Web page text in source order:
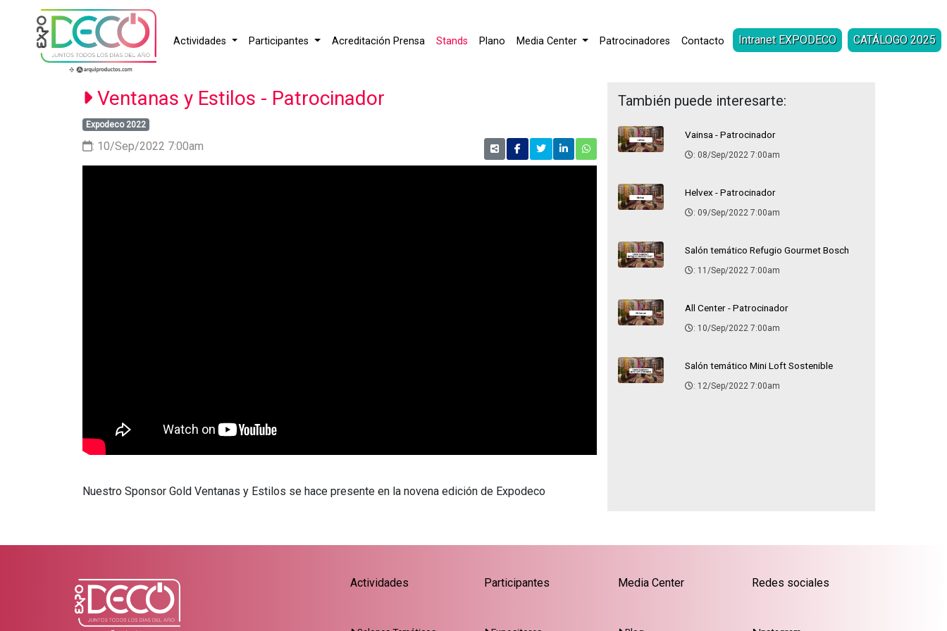
Actividades Participantes Acreditación Prensa Stands Plano Media Center Patrocinadores Contacto Intranet EXPODECO CATÁLOGO 2025
Ventanas y Estilos - Patrocinador
Expodeco 2022
: 10/Sep/2022 7:00am
Nuestro Sponsor Gold Ventanas y Estilos se hace presente en la novena edición de Expodeco
También puede interesarte:
Vainsa - Patrocinador
: 08/Sep/2022 7:00am
Helvex - Patrocinador
: 09/Sep/2022 7:00am
Salón temático Refugio Gourmet Bosch
: 11/Sep/2022 7:00am
All Center - Patrocinador
: 10/Sep/2022 7:00am
Salón temático Mini Loft Sostenible
: 12/Sep/2022 7:00am
Actividades Participantes Media Center Redes sociales